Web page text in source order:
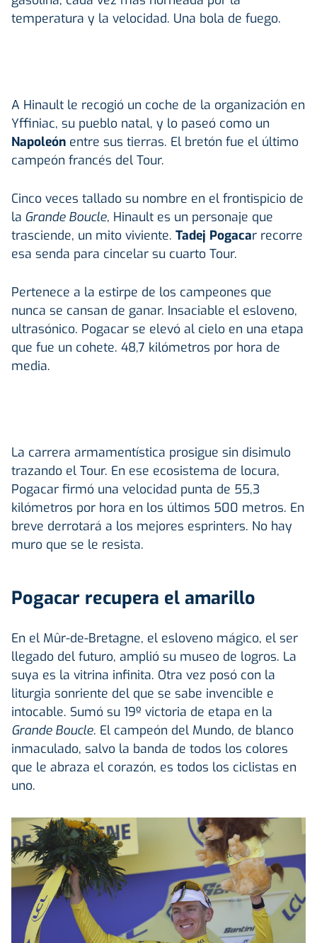
temperatura y la velocidad. Una bola de fuego.
A Hinault le recogió un coche de la organización en
Yffiniac, su pueblo natal, y lo paseó como un
Napoleón entre sus tierras. El bretón fue el último
campeón francés del Tour.
Cinco veces tallado su nombre en el frontispicio de
la Grande Boucle, Hinault es un personaje que
trasciende, un mito viviente. Tadej Pogacar recorre
esa senda para cincelar su cuarto Tour.
Pertenece a la estirpe de los campeones que
nunca se cansan de ganar. Insaciable el esloveno,
ultrasónico. Pogacar se elevó al cielo en una etapa
que fue un cohete. 48,7 kilómetros por hora de
media.
La carrera armamentística prosigue sin disimulo
trazando el Tour. En ese ecosistema de locura,
Pogacar firmó una velocidad punta de 55,3
kilómetros por hora en los últimos 500 metros. En
breve derrotará a los mejores esprinters. No hay
muro que se le resista.
Pogacar recupera el amarillo
En el Mûr-de-Bretagne, el esloveno mágico, el ser
llegado del futuro, amplió su museo de logros. La
suya es la vitrina infinita. Otra vez posó con la
liturgia sonriente del que se sabe invencible e
intocable. Sumó su 19º victoria de etapa en la
Grande Boucle. El campeón del Mundo, de blanco
inmaculado, salvo la banda de todos los colores
que le abraza el corazón, es todos los ciclistas en
uno.